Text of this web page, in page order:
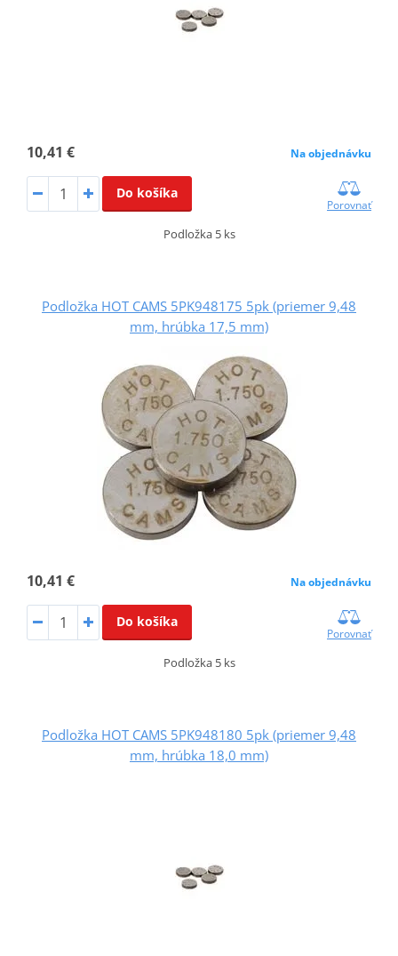
10,41 € Na objednávku
Do košíka
Porovnať
Podložka 5 ks
Podložka HOT CAMS 5PK948175 5pk (priemer 9,48
mm, hrúbka 17,5 mm)
10,41 € Na objednávku
Do košíka
Porovnať
Podložka 5 ks
Podložka HOT CAMS 5PK948180 5pk (priemer 9,48
mm, hrúbka 18,0 mm)